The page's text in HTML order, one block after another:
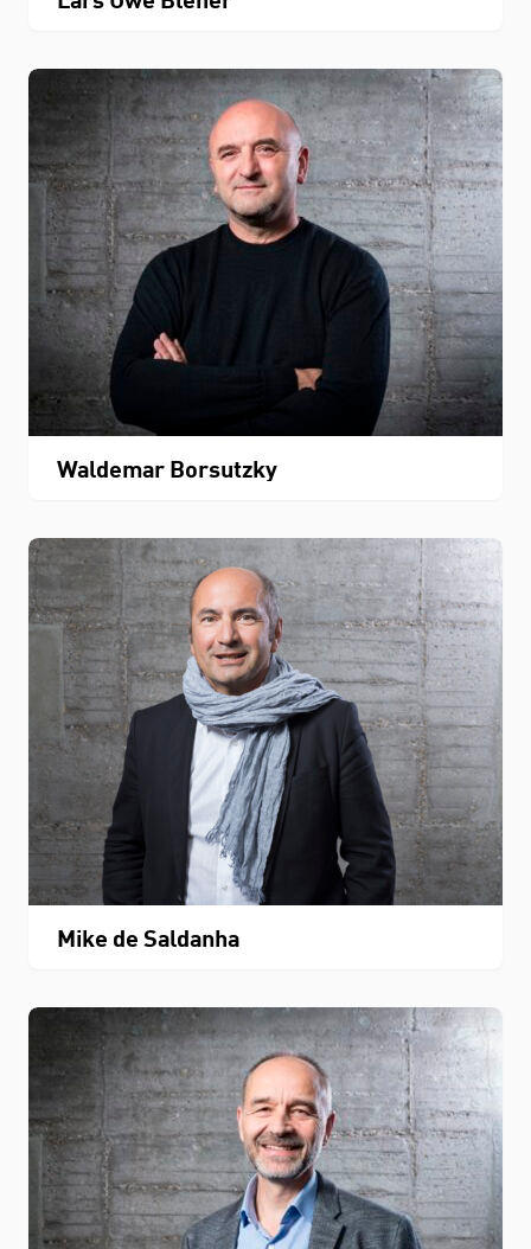
Waldemar Borsutzky
Mike de Saldanha